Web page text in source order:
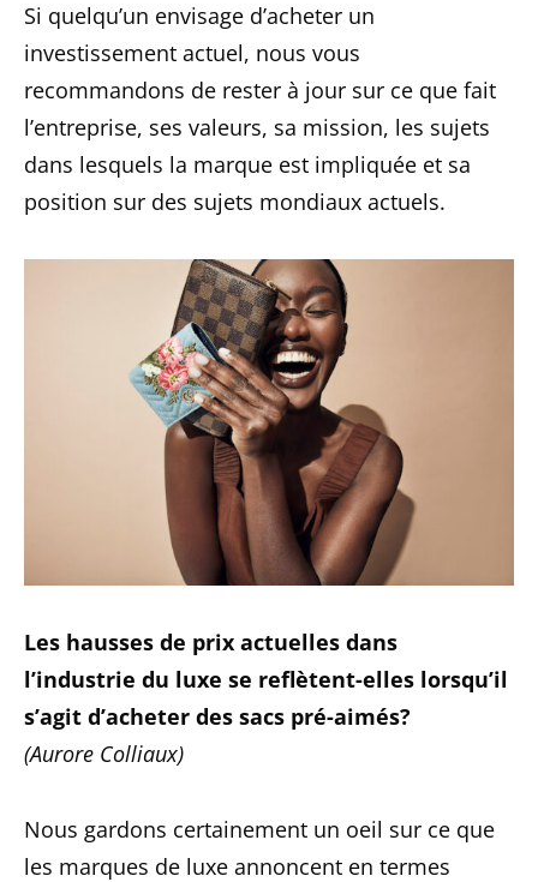
Si quelqu’un envisage d’acheter un
investissement actuel, nous vous
recommandons de rester à jour sur ce que fait
l’entreprise, ses valeurs, sa mission, les sujets
dans lesquels la marque est impliquée et sa
position sur des sujets mondiaux actuels.
Les hausses de prix actuelles dans
l’industrie du luxe se reflètent-elles lorsqu’il
s’agit d’acheter des sacs pré-aimés?
(Aurore Colliaux)
Nous gardons certainement un oeil sur ce que
les marques de luxe annoncent en termes